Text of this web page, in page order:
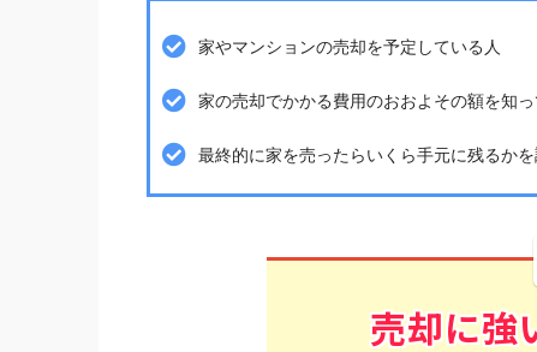
家やマンションの売却を予定している人
家の売却でかかる費用のおおよその額を知っ
最終的に家を売ったらいくら手元に残るか